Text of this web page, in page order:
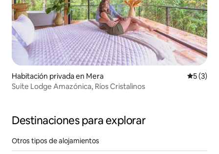
Habitación privada en Mera
5 (3)
Suite Lodge Amazónica, Ríos Cristalinos
Destinaciones para explorar
Otros tipos de alojamientos